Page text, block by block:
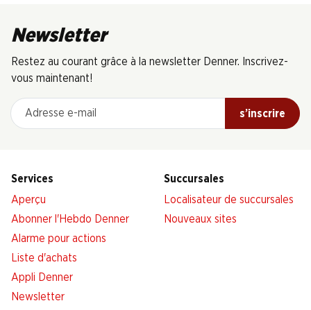
Newsletter
Restez au courant grâce à la newsletter Denner. Inscrivez-
vous maintenant!
Adresse e-mail
s’inscrire
Services
Aperçu
Abonner l'Hebdo Denner
Alarme pour actions
Liste d'achats
Appli Denner
Newsletter
Succursales
Localisateur de succursales
Nouveaux sites